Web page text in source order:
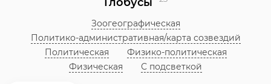
Зоогеографическая
Политико-административная/карта созвездий
Политическая
Физико-политическая
Физическая
С подсветкой